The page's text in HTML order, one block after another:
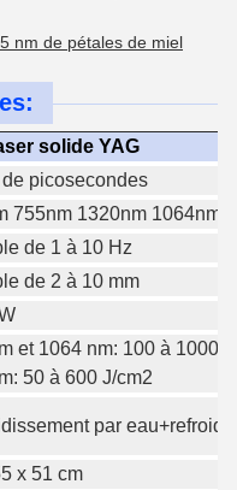
nm de pétales de miel
solide YAG
de picosecondes
755nm 1320nm 1064nm
de 1 à 10 Hz
de 2 à 10 mm
et 1064 nm: 100 à 1000
50 à 600 J/cm2
par
x 51 cm